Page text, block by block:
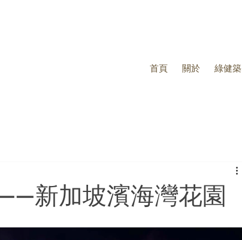
首頁 關於 綠健築
新加坡濱海灣花園